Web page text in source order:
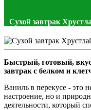
Сухой завтрак
Быстрый, готовый,
завтрак с белком и
Ваниль в перекусе - это
настроение, но и
деятельности, который